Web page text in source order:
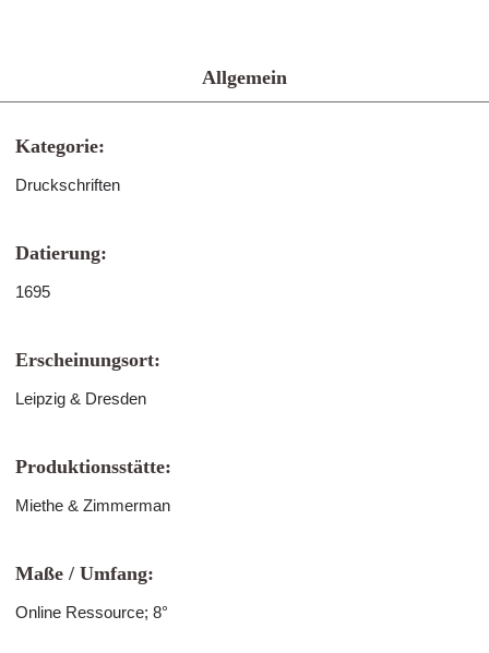
Allgemein
Kategorie:
Druckschriften
Datierung:
1695
Erscheinungsort:
Leipzig & Dresden
Produktionsstätte:
Miethe & Zimmerman
Maße / Umfang:
Online Ressource; 8°